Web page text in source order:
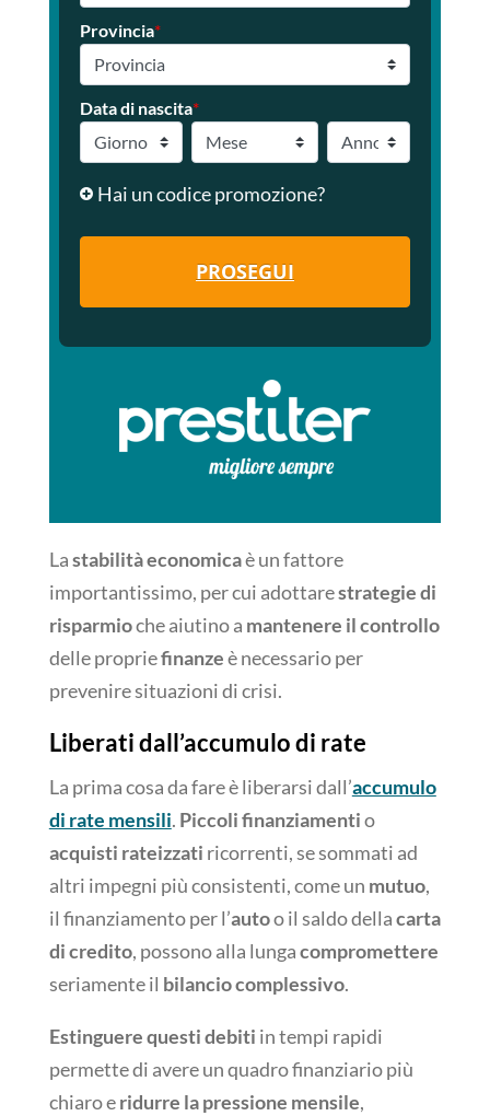
Provincia*
Data di nascita*
Hai un codice promozione?
PROSEGUI
Lastabilità economicaè un fattore
importantissimo, per cui adottarestrategie di
risparmioche aiutino a mantenere il controllo
delle propriefinanzeè necessario per
prevenire situazioni di crisi.
Liberati dall’accumulo di rate
La prima cosa da fare è liberarsi dall’accumulo
di rate mensili. Piccoli finanziamentio
acquisti rateizzati ricorrenti, se sommati ad
altri impegni più consistenti, come un mutuo,
il finanziamento per l’autoo il saldo dellacarta
di credito, possono alla lungacompromettere
seriamente il bilancio complessivo.
Estinguere questi debiti in tempi rapidi
permette di avere un quadro finanziario più
chiaro eridurre la pressione mensile,